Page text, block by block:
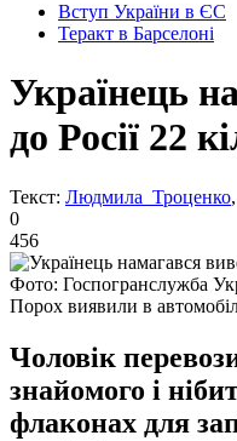
Вступ України в ЄС
Теракт в Барселоні
Українець
до Росії 22
Текст: Людмила Троценко
0
456
Фото: Госпогранслужба
Порох виявили в
Чоловік
знайомого і
флаконах для